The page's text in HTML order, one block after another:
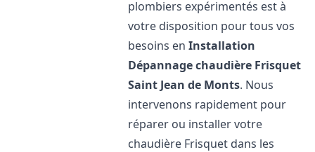
plombiers expérimentés est à
votre disposition pour tous vos
besoins enInstallation
Dépannage chaudière Frisquet
Saint Jean de Monts. Nous
intervenons rapidement pour
réparer ou installer votre
chaudière Frisquet dans les